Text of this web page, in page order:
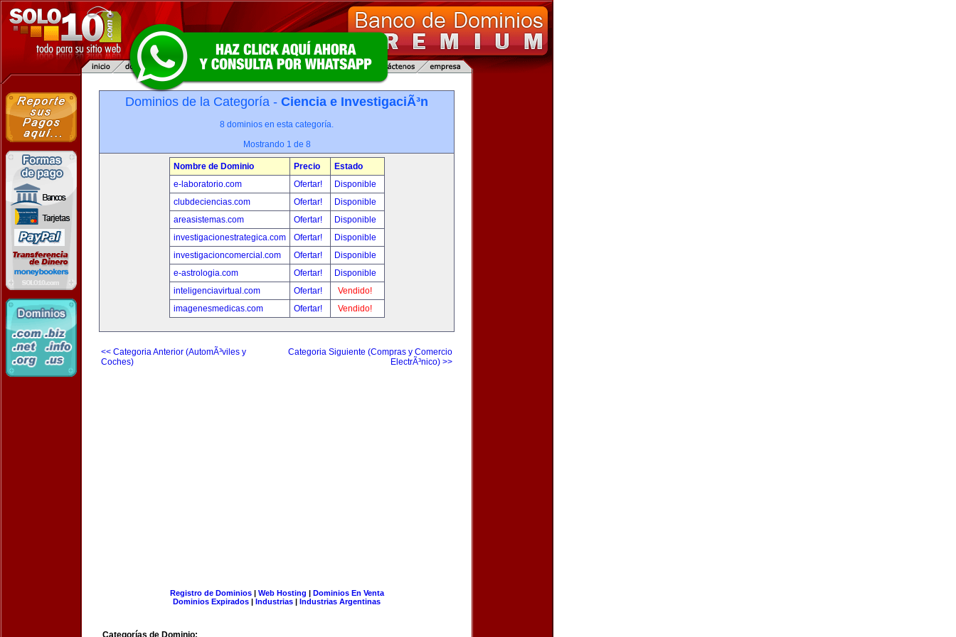
Dominios de la Categoría - Ciencia e InvestigaciÃ³n
8 dominios en esta categoría.
Mostrando 1 de 8
Nombre de Dominio Precio
Estado
e-laboratorio.com
Ofertar!
Disponible
clubdeciencias.com
Ofertar!
Disponible
areasistemas.com
Ofertar!
Disponible
investigacionestrategica.com
Ofertar!
Disponible
investigacioncomercial.com
Ofertar!
Disponible
e-astrologia.com
Ofertar!
Disponible
inteligenciavirtual.com
Ofertar!
Vendido!
imagenesmedicas.com
Ofertar! Vendido!
<< Categoria Anterior (AutomÃ³viles y
Coches)
Categoria Siguiente (Compras y Comercio
ElectrÃ³nico) >>
Registro de Dominios| Web Hosting | Dominios En Venta
Dominios Expirados | Industrias | Industrias Argentinas
Categorías de Dominio: